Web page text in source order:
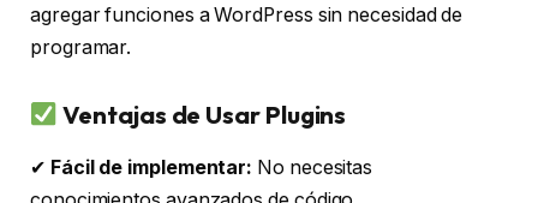
agregar funciones a WordPress sin necesidad de
programar.
Ventajas de Usar Plugins
✔ Fácil de implementar: No necesitas